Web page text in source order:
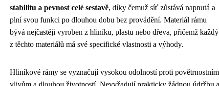
stabilitu a pevnost celé sestavě, díky čemuž síť zůstává napnutá a
plní svou funkci po dlouhou dobu bez provádění. Materiál rámu
bývá nejčastěji vyroben z hliníku, plastu nebo dřeva, přičemž každý
z těchto materiálů má své specifické vlastnosti a výhody.
Hliníkové rámy se vyznačují vysokou odolností proti povětrnostním
vlivům a dlouhou životností. Nevyžadují prakticky žádnou údržbu a